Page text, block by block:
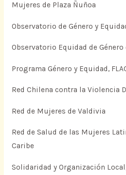
Mujeres de Plaza Ñuñoa
Observatorio de Género y
Observatorio Equidad de Género
Programa Género y Equidad,
Red Chilena contra la Violencia
Red de Mujeres de Valdivia
Red de Salud de las Mujeres
Caribe
Solidaridad y Organización